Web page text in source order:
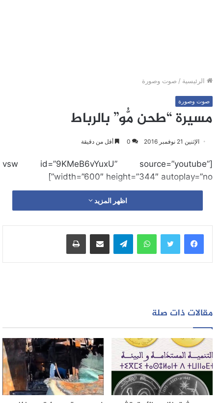
الرئيسية / صوت وصورة
صوت وصورة
مسيرة “طحن مُّو” بالرباط
الإثنين 21 نوفمبر 2016 0 أقل من دقيقة
[vsw id=”9KMeB6vYuxU” source=”youtube”
width=”600″ height=”344″ autoplay=”no”]
اظهر المزيد
واتساب تيلقرام مشاركة عبر البريد طباعة
مقالات ذات صلة